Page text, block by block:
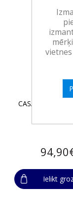
CASA NOBLE
Ielikt